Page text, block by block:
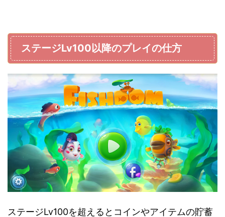
ステージLv100以降のプレイの仕方
ステージLv100を超えるとコインやアイテムの貯蓄